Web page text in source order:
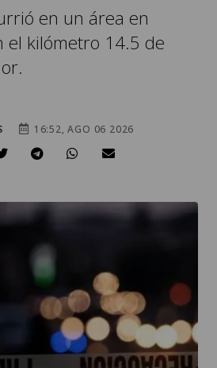
en un área en
el kilómetro 14.5 de
16:52, AGO 06 2026